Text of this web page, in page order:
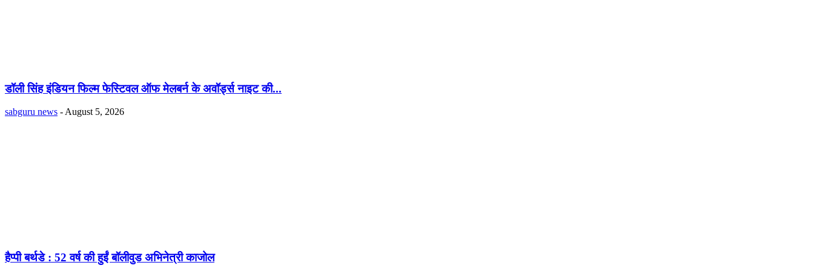
डॉली सिंह इंडियन फिल्म फेस्टिवल ऑफ मेलबर्न के अवॉर्ड्स नाइट की...
sabguru news - August 5, 2026
हैप्पी बर्थडे : 52 वर्ष की हुईं बॉलीवुड अभिनेत्री काजोल